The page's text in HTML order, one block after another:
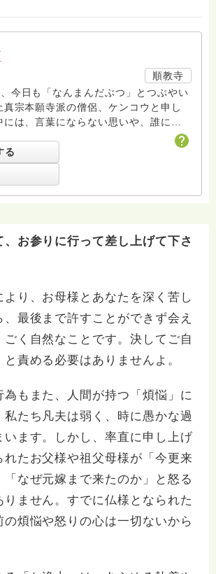
順教寺
今日も「なんまんだぶつ」とつぶやい
真宗本願寺派の僧侶、ケンコウと申し
やがあるものです。 そんな時こそ、仏
っと心に灯りをともしてくれることが
に“いま”を見つめ直す時間をつくって
います。 堅苦しくなく、あたたか
る
、お参りに行って差し上げて下さ
より、お母様とあなたを深く苦し
最後まで許すことができず会え
ごく自然なことです。決してご自
責める必要はありませんよ。
為もまた、人間が持つ「煩悩」に
私たち凡夫は弱く、時に愚かな過
います。しかし、率直に申し上げ
れたお父様や祖父母様が「今更来
「なぜ元嫁まで来たのか」と怒る
りません。すでに仏様となられた
煩悩や怒りの心は一切ないから